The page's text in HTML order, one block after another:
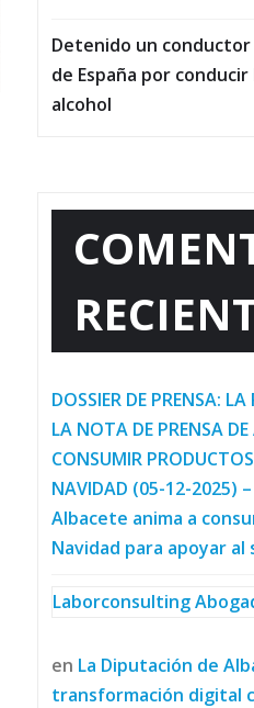
Detenido un conductor
de España por
alcohol
DOSSIER DE PRENSA:
LA NOTA DE PRENSA
CONSUMIR
NAVIDAD (05-12-2025)
Albacete anima a
Navidad para apoyar
Laborconsulting
en La Diputación de
transformación digital